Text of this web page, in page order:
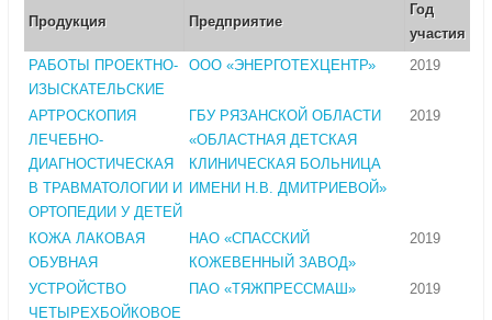
Продукция Предприятие
Год
участия
РАБОТЫ ПРОЕКТНО-
ИЗЫСКАТЕЛЬСКИЕ
ООО «ЭНЕРГОТЕХЦЕНТР» 2019
АРТРОСКОПИЯ
ЛЕЧЕБНО-
ДИАГНОСТИЧЕСКАЯ
В ТРАВМАТОЛОГИИ И
ОРТОПЕДИИ У ДЕТЕЙ
ГБУ РЯЗАНСКОЙ ОБЛАСТИ
«ОБЛАСТНАЯ ДЕТСКАЯ
КЛИНИЧЕСКАЯ БОЛЬНИЦА
ИМЕНИ Н.В. ДМИТРИЕВОЙ»
2019
КОЖА ЛАКОВАЯ
ОБУВНАЯ
НАО «СПАССКИЙ
КОЖЕВЕННЫЙ ЗАВОД»
2019
УСТРОЙСТВО
ЧЕТЫРЕХБОЙКОВОЕ
ПАО «ТЯЖПРЕССМАШ» 2019